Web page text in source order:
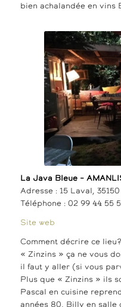
bien achalandée en vins
La Java Bleue –
Adresse : 15 Laval,
Téléphone : 02 99 44 55
Site web
Comment décrire ce
« Zinzins » ça ne vous
il faut y aller (si vous
Plus que « Zinzins » ils
Pascal en cuisine
années 80, Billy en salle